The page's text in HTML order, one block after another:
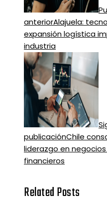
anteriorAlajuela:
expansión logística
industria
publicaciónChile
liderazgo en
financieros
Related Posts